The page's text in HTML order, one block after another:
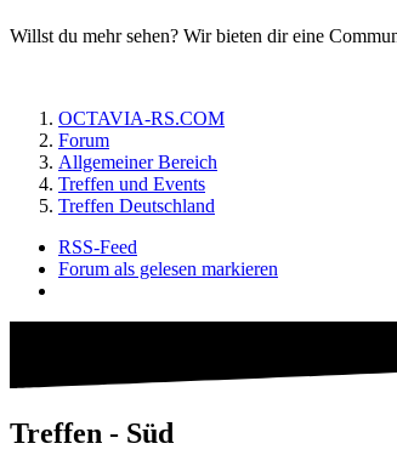
Willst du mehr sehen? Wir bieten dir eine
OCTAVIA-RS.COM
Forum
Allgemeiner Bereich
Treffen und Events
Treffen Deutschland
RSS-Feed
Forum als gelesen markieren
Treffen - Süd